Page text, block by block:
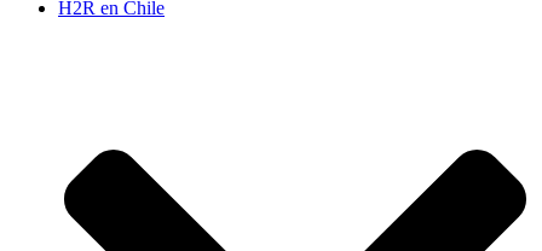
H2R en Chile